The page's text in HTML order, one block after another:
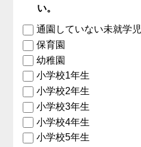
い。
通園していない未就学児
保育園
幼稚園
小学校1年生
小学校2年生
小学校3年生
小学校4年生
小学校5年生